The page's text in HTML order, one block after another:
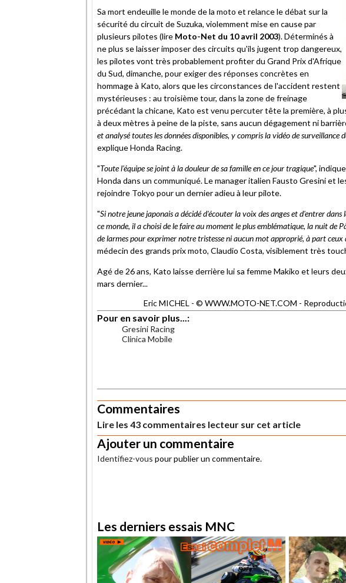
Sa mort endeuille le monde de la moto et relance le débat sur la
sécurité du circuit de Suzuka, violemment mise en cause par
plusieurs pilotes (lire Moto-Net du 10 avril 2003). Déterminés à
ne plus se laisser imposer des circuits qu'ils jugent trop dangereux,
les pilotes vont très probablement profiter du Grand Prix d'Afrique
du Sud, dimanche, pour exiger des réponses concrètes en
hommage à Kato, alors que les circonstances de l'accident restent
mystérieuses : au troisième tour, dans la zone de freinage
précédant la chicane, Kato est venu percuter tête la première, à
à deux mètres à peine de la piste, sans aucun dégagement ni
et analysé toutes les données disponibles, y compris la vidéo de surveillance
explique Honda Racing.
"Toute l'équipe se joint à la douleur de sa famille en ce jour tragique",
Honda dans un communiqué. Le manager italien Fausto Gresini et
rejoindre Tokyo pour un dernier adieu à leur pilote.
"Si notre jeune japonais a décidé d'écouter la voix des anges et d'entrer
ce monde, il a choisi de le faire au moment le plus emblématique, la nuit de
de larmes pour exprimer notre tristesse ni aucun mot approprié, à part ceux
médecin des grands prix moto, Claudio Costa, visiblement très
Agé de 26 ans, Kato laisse derrière lui sa femme Makiko et leurs
mars dernier...
Eric MICHEL - © WWW.MOTO-NET.COM -
Pour en savoir plus...:
Gresini Racing
Clinica Mobile
Commentaires
Lire les 43 commentaires lecteur sur cet article
Ajouter un commentaire
Identifiez-vous pour publier un commentaire.
Les derniers essais MNC